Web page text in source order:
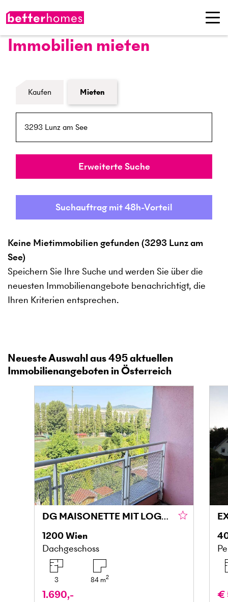
Immobilien mieten
Formular Immobiliensuche
Kaufen Mieten
Umkreis
Erweiterte Suche
Suchauftrag mit 48h-Vorteil
Keine Mietimmobilien gefunden (3293 Lunz am
See)
Speichern Sie Ihre Suche und werden Sie über die
neuesten Immobilienangebote benachrichtigt, die
Ihren Kriterien entsprechen.
Neueste Auswahl aus495aktuellen
Immobilienangeboten in Österreich
DG MAISONETTE MIT LOGGIA UND GRÜNBLICK IN DONAU NÄHE
1200Wien
Dachgeschoss
3 84m2
1.690,- €